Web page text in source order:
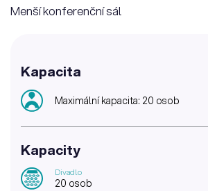
Menší konferenční sál
Kapacita
Maximální kapacita: 20 osob
Kapacity
Divadlo
20 osob